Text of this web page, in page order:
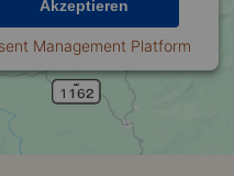
Akzeptieren
Management Platform